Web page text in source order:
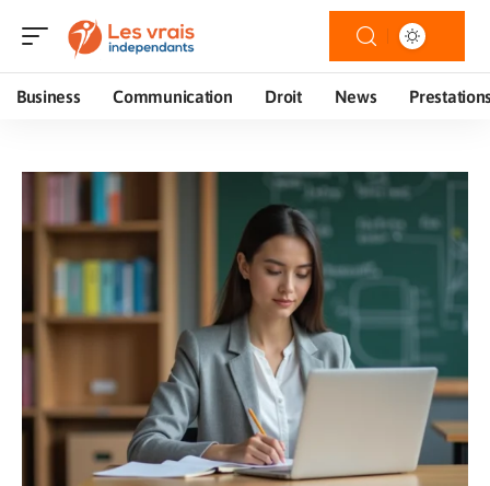
Business Communication Droit News